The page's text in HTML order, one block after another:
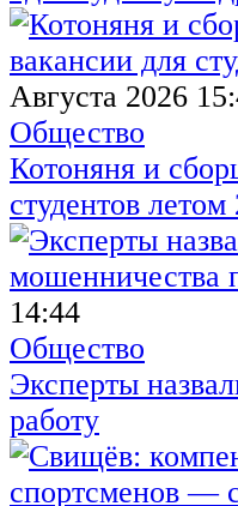
Августа 2026
Общество
Котоняня и
студентов летом
14:44
Общество
Эксперты
работу